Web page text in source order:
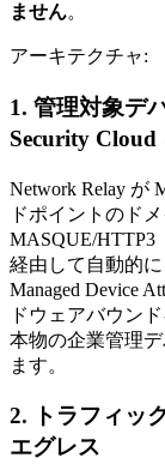
ません。
アーキテクチャ:
1. 管理対象デ
Security Cloud
Network Relay が
ドポイントのド
MASQUE/HTTP3
経由して自動的
Managed Device
ドウェアバウン
本物の企業管理
ます。
2. トラフィッ
エグレス